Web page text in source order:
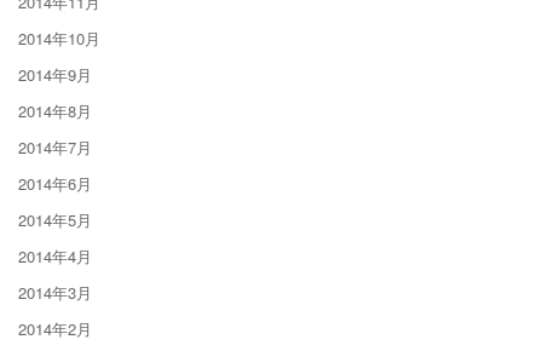
2014年10月
2014年9月
2014年8月
2014年7月
2014年6月
2014年5月
2014年4月
2014年3月
2014年2月